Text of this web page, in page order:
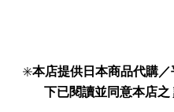
✳️本店提供日本商品代購
下已閱讀並同意本店之